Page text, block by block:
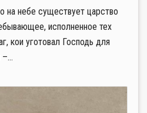
на небе существует царство
исполненное тех
кои уготовал Господь для